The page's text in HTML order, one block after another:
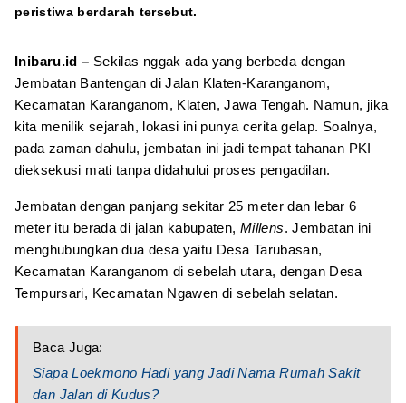
peristiwa berdarah tersebut.
Inibaru.id – Sekilas nggak ada yang berbeda dengan
Jembatan Bantengan di Jalan Klaten-Karanganom,
Kecamatan Karanganom, Klaten, Jawa Tengah. Namun, jika
kita menilik sejarah, lokasi ini punya cerita gelap. Soalnya,
pada zaman dahulu, jembatan ini jadi tempat tahanan PKI
dieksekusi mati tanpa didahului proses pengadilan.
Jembatan dengan panjang sekitar 25 meter dan lebar 6
meter itu berada di jalan kabupaten, Millens. Jembatan ini
menghubungkan dua desa yaitu Desa Tarubasan,
Kecamatan Karanganom di sebelah utara, dengan Desa
Tempursari, Kecamatan Ngawen di sebelah selatan.
Baca Juga:
Siapa Loekmono Hadi yang Jadi Nama Rumah Sakit
dan Jalan di Kudus?